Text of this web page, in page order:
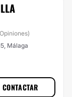
Málaga
CONTACTAR